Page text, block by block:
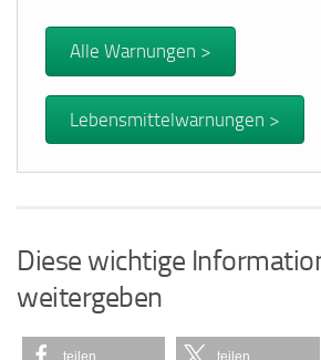
Alle Warnungen >
Lebensmittelwarnungen >
Diese wichtige
weitergeben